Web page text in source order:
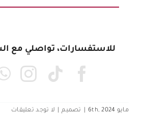
للاستفسارات، تواصلي مع
مايو 6th, 2024 تصميم لا توجد تعليقات